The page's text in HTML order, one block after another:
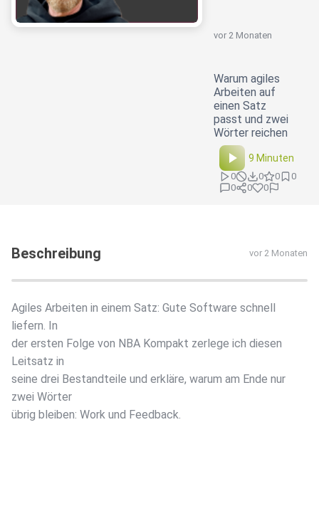
vor 2 Monaten
Warum agiles
Arbeiten auf
einen Satz
passt und zwei
Wörter reichen
9 Minuten
0 0 0
0
0
0 0
Beschreibung vor 2 Monaten
Agiles Arbeiten in einem Satz: Gute Software schnell
liefern. In
der ersten Folge von NBA Kompakt zerlege ich diesen
Leitsatz in
seine drei Bestandteile und erkläre, warum am Ende nur
zwei Wörter
übrig bleiben: Work und Feedback.